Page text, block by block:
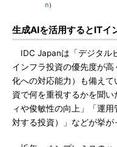
n）
生成AIを活用するとITイ
IDC Japanは「デジタル
インフラ投資の優先度が
化への対応能力）も備え
資で何を重視するかを聞
ィや俊敏性の向上」「運
対する投資）」などが挙が